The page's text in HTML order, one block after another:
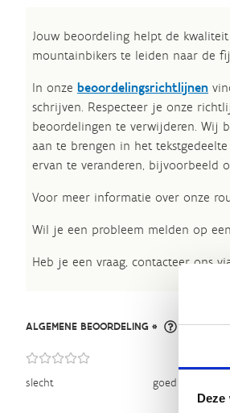
Jouw beoordeling helpt de
mountainbikers te leiden naar de
In onze beoordelingsrichtlijnen
schrijven. Respecteer je onze
beoordelingen te verwijderen. Wij
aan te brengen in het
ervan te veranderen, bijvoorbeeld
Voor meer informatie over onze
Wil je een probleem melden op
Heb je een vraag, contacteer ons
ALGEMENE BEOORDELING *
slecht goed